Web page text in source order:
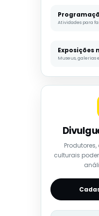
Atividades para
Exposições
Museus, galerias
culturais